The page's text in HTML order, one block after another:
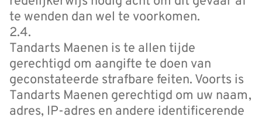
te wenden dan wel te voorkomen.
2.4.
Tandarts Maenen is te allen tijde
gerechtigd om aangifte te doen van
geconstateerde strafbare feiten. Voorts is
Tandarts Maenen gerechtigd om uw naam,
adres, IP-adres en andere identificerende